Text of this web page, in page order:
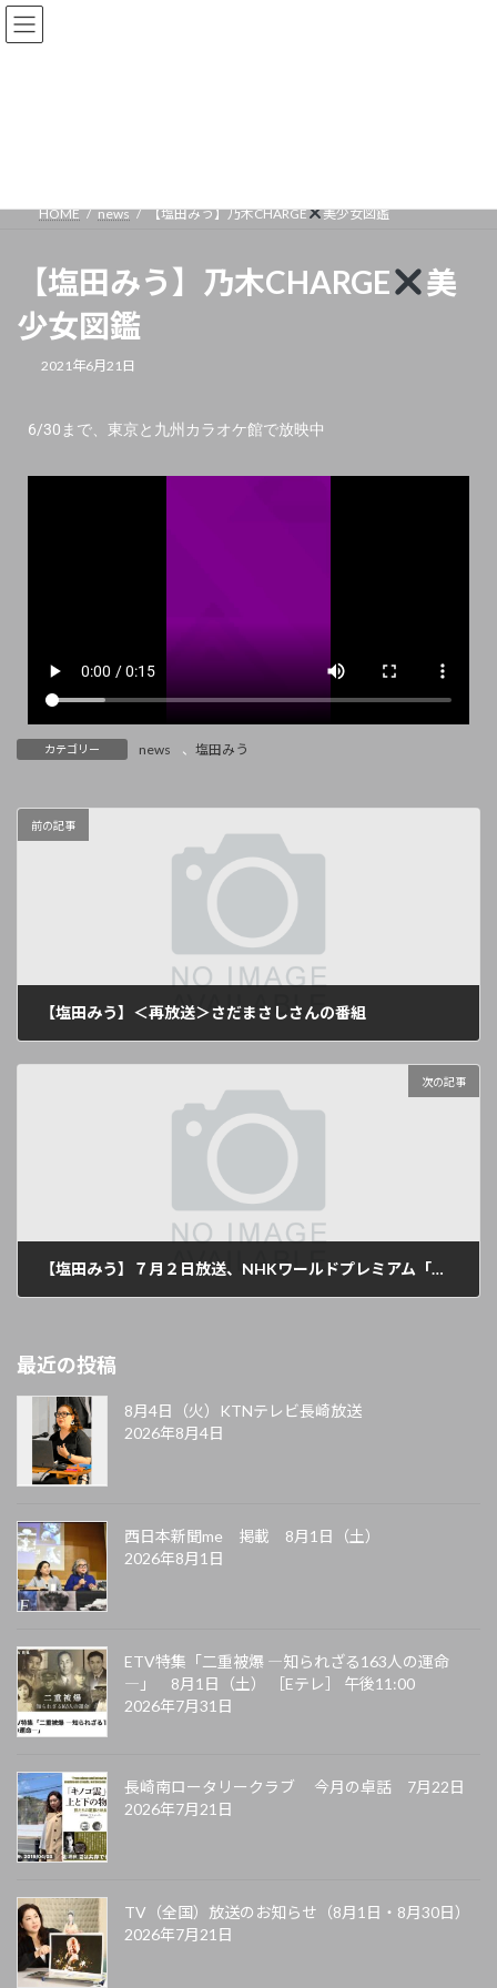
HOME news 【塩田みう】乃木CHARGE 美少女図鑑
【塩田みう】乃木CHARGE
美
少女図鑑
2021年6月21日
6/30まで、東京と九州カラオケ館で放映中
カテゴリー news 、 塩田みう
前の記事
【塩田みう】＜再放送＞さだまさしさんの番組
次の記事
【塩田みう】７月２日放送、NHKワールドプレミアム「さだまさし いま僕が歌う理由」
最近の投稿
8月4日（火）KTNテレビ長崎放送
2026年8月4日
西日本新聞me 掲載 8月1日（土）
2026年8月1日
ETV特集「二重被爆 ―知られざる163人の運命
―」 8月1日（土） ［Eテレ］ 午後11:00
2026年7月31日
長崎南ロータリークラブ 今月の卓話 7月22日
2026年7月21日
TV（全国）放送のお知らせ（8月1日・8月30日）
2026年7月21日